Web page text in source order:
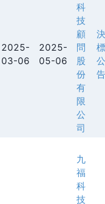
2025-
03-06
2025-
05-06
科
技
顧
問
股
份
有
限
公
司
決
標
公
告
九
福
科
技